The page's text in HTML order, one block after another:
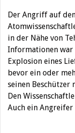
Der Angriff auf
in der Nähe von
Informationen war
Explosion eines
bevor ein oder
seinen
Den
Auch ein